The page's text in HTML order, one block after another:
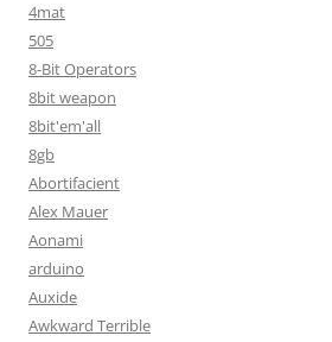
4mat
505
8-Bit Operators
8bit weapon
8bit'em'all
8gb
Abortifacient
Alex Mauer
Aonami
arduino
Auxide
Awkward Terrible